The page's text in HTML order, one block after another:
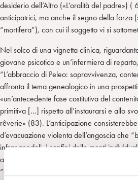
desiderio dell’Altro («L’oralità del padre»)
anticipatrici, ma anche il segno della forza
“mortifera”), con cui il soggetto vi si
Nel solco di una vignetta clinica,
giovane psicotico e un’infermiera di
“L’abbraccio di Peleo: sopravvivenza,
affronta il tema genealogico in una
«un’antecedente fase costitutiva del
primitiva […] rispetto all’instaurarsi e allo
rêverie» (83). L’anticipazione
d’evacuazione violenta dell’angoscia che
infrangendoli, i confini delle menti
avverrebbe a un livello “trans-psichico”
“inter-psichico”, collegato invece a vissuti di